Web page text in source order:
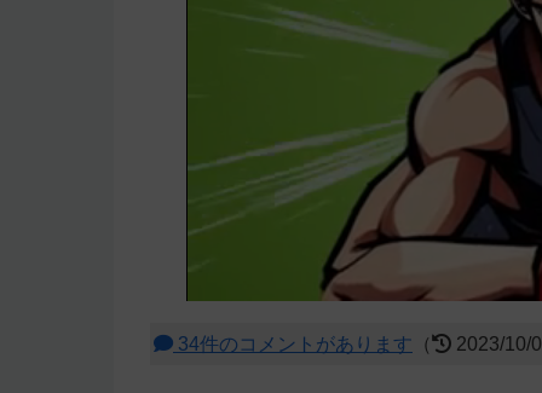
34件のコメントがあります （ 2023/10/